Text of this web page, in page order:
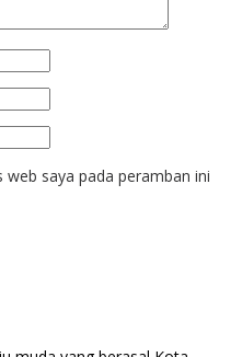
saya pada peramban ini